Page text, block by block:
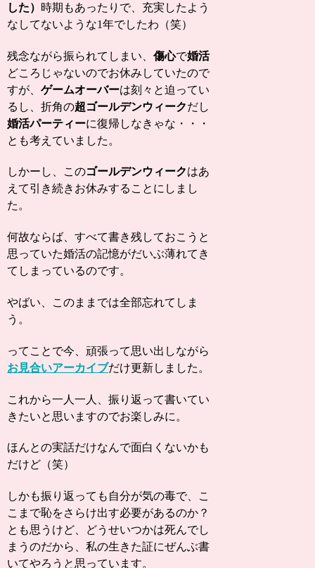
した） 時期もあったり で、充実したよう
なしてないような1年でしたわ（笑）
残念ながら振られてしまい、傷心で婚活
どころじゃないのでお休みしていたので
すが、ゲームオーバーは刻々と迫ってい
るし、折角の超ゴールデンウィークだし
婚活パーティーに復帰しなきゃな・・・
とも考えていました。
しかーし、このゴールデンウィークはあ
えて引き続きお休みすることにしまし
た。
何故ならば、すべて書き残しておこうと
思っていた婚活の記憶がだいぶ薄れてき
てしまっているのです。
やばい、このままでは全部忘れてしま
う。
ってことで今、頑張って思い出しながら
お見合いアーカイブだけ更新しました。
これから一人一人、振り返って書いてい
きたいと思いますのでお楽しみに。
ほんとの実話だけなんで面白くないかも
だけど（笑）
しかも振り返っても自分が気の毒で、こ
こまで恥をさらけ出す必要があるのか？
とも思うけど、どうせいつかは死んでし
まうのだから、私の生きた証にぜんぶ書
いてやろうと思っています。